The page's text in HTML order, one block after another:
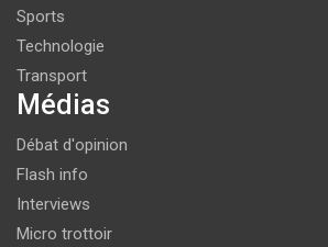
Sports
Technologie
Transport
Médias
Débat d'opinion
Flash info
Interviews
Micro trottoir